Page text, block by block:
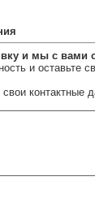
и мы с вами
и оставьте
свои